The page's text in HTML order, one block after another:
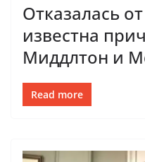
Отказалась
известна
Миддлтон и
Read more